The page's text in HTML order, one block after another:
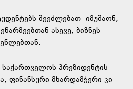
შეეძლებათ იმუშაონ,
ასევე, ბიზნეს
პრეზიდენტის
ფინანსური მხარდამჭერი კი